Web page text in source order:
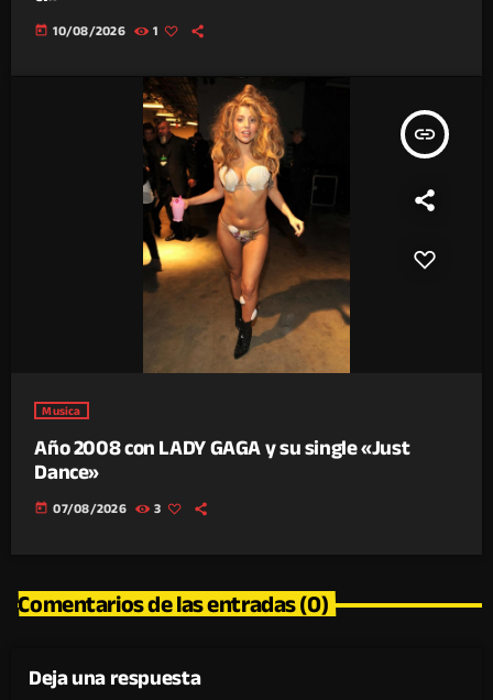
today 10/08/2026 1
insert_link
Musica
Año 2008 con LADY GAGA y su single «Just
Dance»
today 07/08/2026 3
Comentarios de las entradas (0)
Deja una respuesta